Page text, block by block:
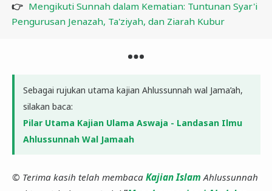
👉 ​Mengikuti Sunnah dalam Kematian: Tuntunan Syar'i
Pengurusan Jenazah, Ta'ziyah, dan Ziarah Kubur
Sebagai rujukan utama kajian Ahlussunnah wal Jama’ah,
silakan baca:
Pilar Utama Kajian Ulama Aswaja - Landasan Ilmu
Ahlussunnah Wal Jamaah
© Terima kasih telah membaca Kajian Islam Ahlussunnah